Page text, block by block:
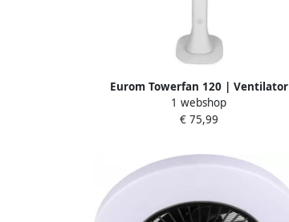
Eurom Towerfan 120 | Ventilator
385571
1 webshop
€ 75,99